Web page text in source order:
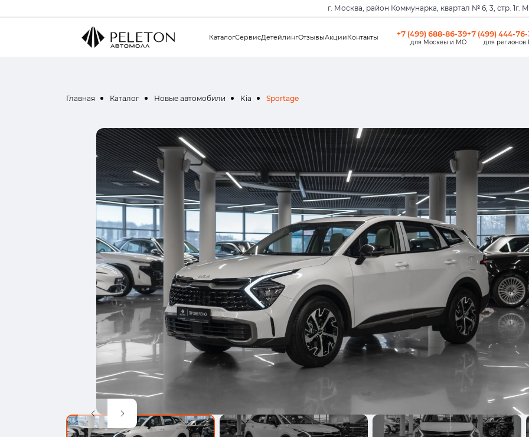
г. Москва, район Коммунарка, квартал № 6, 3, стр. 1г.
КаталогСервисДетейлингОтзывыАкцииКонтакты +7 (499) 688-86-39
для Москвы и МО
+7 (499) 444-
для регионов
Главная Каталог Новые автомобили Kia Sportage